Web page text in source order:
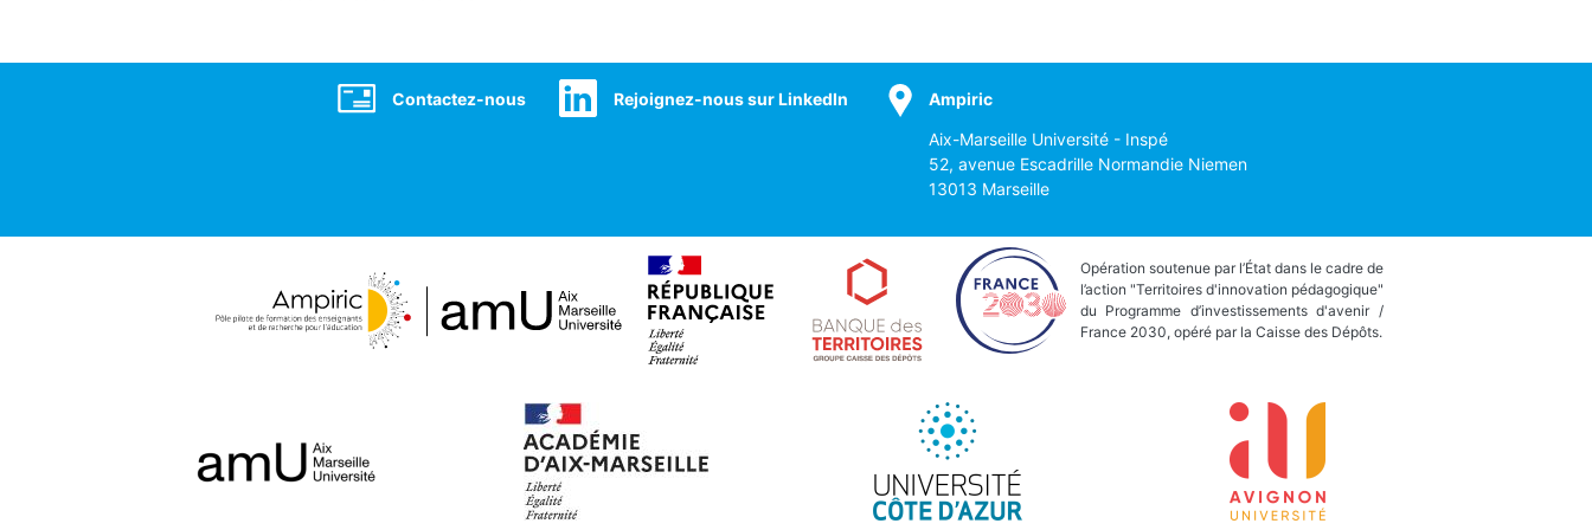
SocialContactez-nous Rejoignez-nous sur LinkedIn Ampiric
Aix-Marseille Université - Inspé
52, avenue Escadrille Normandie Niemen
13013 Marseille
Opération soutenue par l’État dans le cadre de
l’action "Territoires d'innovation pédagogique"
du Programme d’investissements d'avenir /
France 2030, opéré par la Caisse des Dépôts.